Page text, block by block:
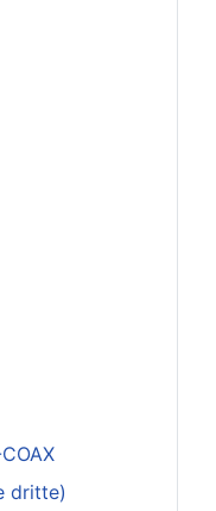
dritte)